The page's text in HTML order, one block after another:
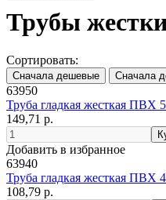
Трубы
Сортировать:
63950
Труба гладкая жесткая ПВХ
149,71 р.
Добавить в избранное
63940
Труба гладкая жесткая ПВХ
108,79 р.